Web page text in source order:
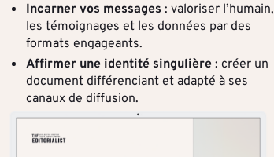
Incarner vos messages : valoriser l’humain,
les témoignages et les données par des
formats engageants.
Affirmer une identité singulière : créer un
document différenciant et adapté à ses
canaux de diffusion.